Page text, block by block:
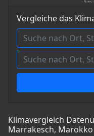
Vergleiche das
Klimavergleich
Marrakesch, Marokko